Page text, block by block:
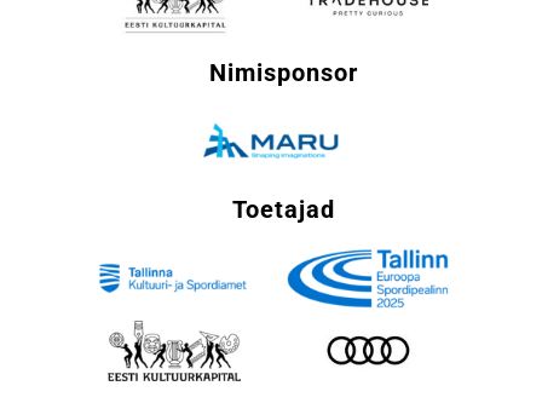
Nimisponsor
Toetajad